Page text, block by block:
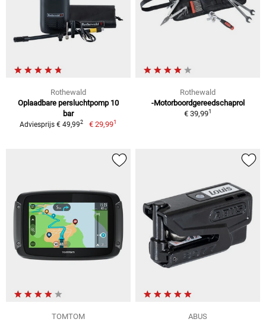
Rothewald
Oplaadbare persluchtpomp 10
bar
Adviesprijs € 49,992 € 29,991
Rothewald
-Motorboordgereedschaprol
€ 39,991
TOMTOM
ABUS